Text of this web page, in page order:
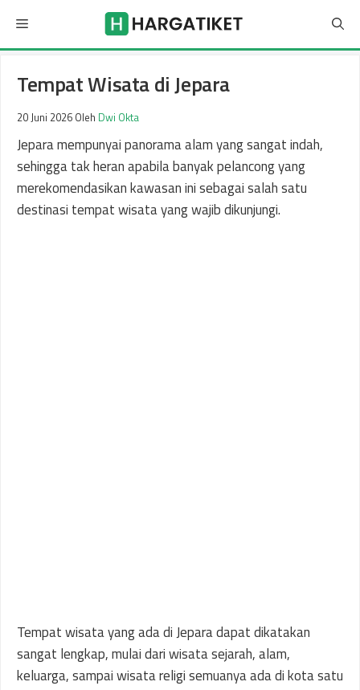
isi
Menu
Tempat Wisata di Jepara
20 Juni 2026 Oleh Dwi Okta
Jepara mempunyai panorama alam yang sangat indah,
sehingga tak heran apabila banyak pelancong yang
merekomendasikan kawasan ini sebagai salah satu
destinasi tempat wisata yang wajib dikunjungi.
Tempat wisata yang ada di Jepara dapat dikatakan
sangat lengkap, mulai dari wisata sejarah, alam,
keluarga, sampai wisata religi semuanya ada di kota satu